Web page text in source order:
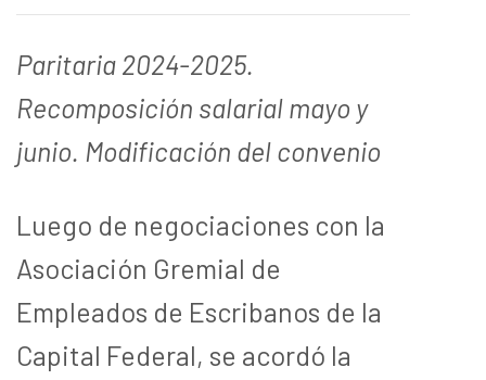
Paritaria 2024-2025.
Recomposición salarial mayo y
junio. Modificación del convenio
Luego de negociaciones con la
Asociación Gremial de
Empleados de Escribanos de la
Capital Federal, se acordó la